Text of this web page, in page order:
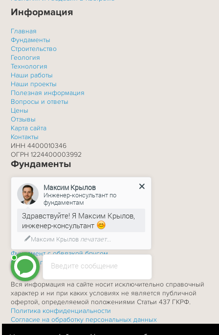
Информация
Главная
Фундаменты
Строительство
Геология
Технология
Наши работы
Наши проекты
Полезная информация
Вопросы и ответы
Цены
Отзывы
Карта сайта
Контакты
ИНН 4400010346
ОГРН 1224400003992
Фундаменты
Фундамент террасы
Фундамент на склоне
Фундамент с бетонным ростверком
Фундамент для дома или бани
Фундамент мачт освещения
Фундамент пром. зданий
Фундамент для каркасного дома
Фундамент c обвязкой брусом
Свайное поле фундамента
Вся информация на сайте носит исключительно справочный
характер и ни при каких условиях не является публичной
офертой, определяемой положениями Статьи 437 ГКРФ.
Политика конфиденциальности
Согласие на обработку персональных данных
Введите сообщение
Максим Крылов
Инженер-консультант по
фундаментам
Здравствуйте! Я Максим Крылов,
инженер-консультант
Максим Крылов печатает...